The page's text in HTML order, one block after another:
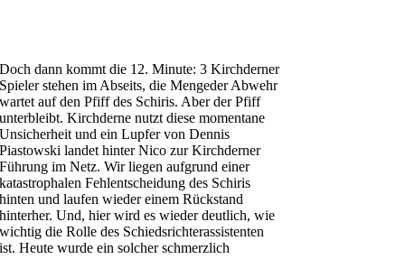
Doch dann kommt die 12. Minute: 3 Kirchderner
Spieler stehen im Abseits, die Mengeder Abwehr
wartet auf den Pfiff des Schiris. Aber der Pfiff
unterbleibt. Kirchderne nutzt diese momentane
Unsicherheit und ein Lupfer von Dennis
Piastowski landet hinter Nico zur Kirchderner
Führung im Netz. Wir liegen aufgrund einer
katastrophalen Fehlentscheidung des Schiris
hinten und laufen wieder einem Rückstand
hinterher. Und, hier wird es wieder deutlich, wie
wichtig die Rolle des Schiedsrichterassistenten
ist. Heute wurde ein solcher schmerzlich